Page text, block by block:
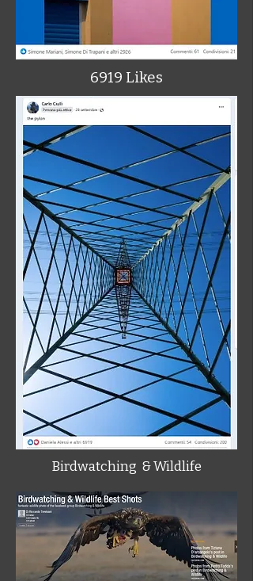
6919 Likes
Birdwatching & Wildlife